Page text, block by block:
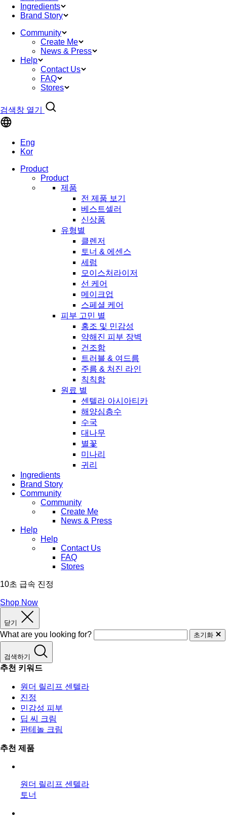
Ingredients
Brand Story
Community
Create Me
News & Press
Help
Contact Us
FAQ
Stores
검색창 열기
Eng
Kor
Product
Product
제품
전 제품 보기
베스트셀러
신상품
유형별
클렌저
토너 & 에센스
세럼
모이스처라이저
선 케어
메이크업
스페셜 케어
피부 고민 별
홍조 및 민감성
약해진 피부 장벽
건조함
트러블 & 여드름
주름 & 처진 라인
칙칙함
원료 별
센텔라 아시아티카
해양심층수
수국
대나무
별꽃
미나리
귀리
Ingredients
Brand Story
Community
Community
Create Me
News & Press
Help
Help
Contact Us
FAQ
Stores
10초 급속 진정
Shop Now
닫기
What are you looking for? 초기화
검색하기
추천 키워드
원더 릴리프 센텔라
진정
민감성 피부
딥 씨 크림
판테놀 크림
추천 제품
원더 릴리프 센텔라
토너